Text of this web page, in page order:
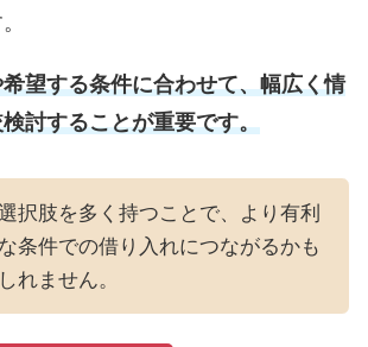
望する条件に合わせて、幅広く情
討することが重要です。
択肢を多く持つことで、より有利
な条件での借り入れにつながるかも
しれません。